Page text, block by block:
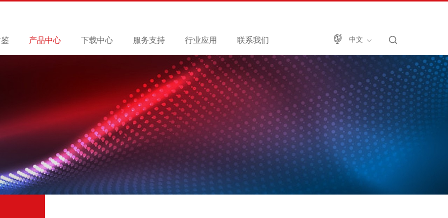
中文
产品中心 下载中心 服务支持 行业应用 联系我们